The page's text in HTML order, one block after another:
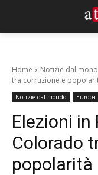
Home Notizie dal
tra corruzione e
Notizie dal mondo Europa
Elezioni
Colorado
popolarità